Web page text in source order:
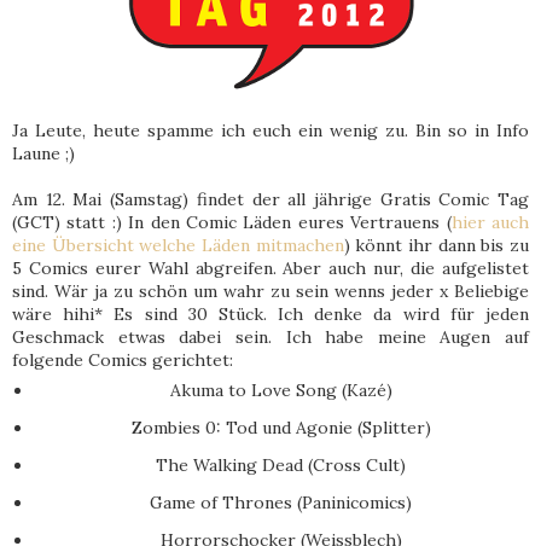
Ja Leute, heute spamme ich euch ein wenig zu. Bin so in Info
Laune ;)
Am 12. Mai (Samstag) findet der all jährige Gratis Comic Tag
(GCT) statt :) In den Comic Läden eures Vertrauens (hier auch
eine Übersicht welche Läden mitmachen) könnt ihr dann bis zu
5 Comics eurer Wahl abgreifen. Aber auch nur, die aufgelistet
sind. Wär ja zu schön um wahr zu sein wenns jeder x Beliebige
wäre hihi* Es sind 30 Stück. Ich denke da wird für jeden
Geschmack etwas dabei sein. Ich habe meine Augen auf
folgende Comics gerichtet:
Akuma to Love Song (Kazé)
Zombies 0: Tod und Agonie (Splitter)
The Walking Dead (Cross Cult)
Game of Thrones (Paninicomics)
Horrorschocker (Weissblech)